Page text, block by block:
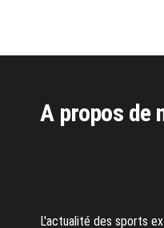
A propos de
L'actualité des sports